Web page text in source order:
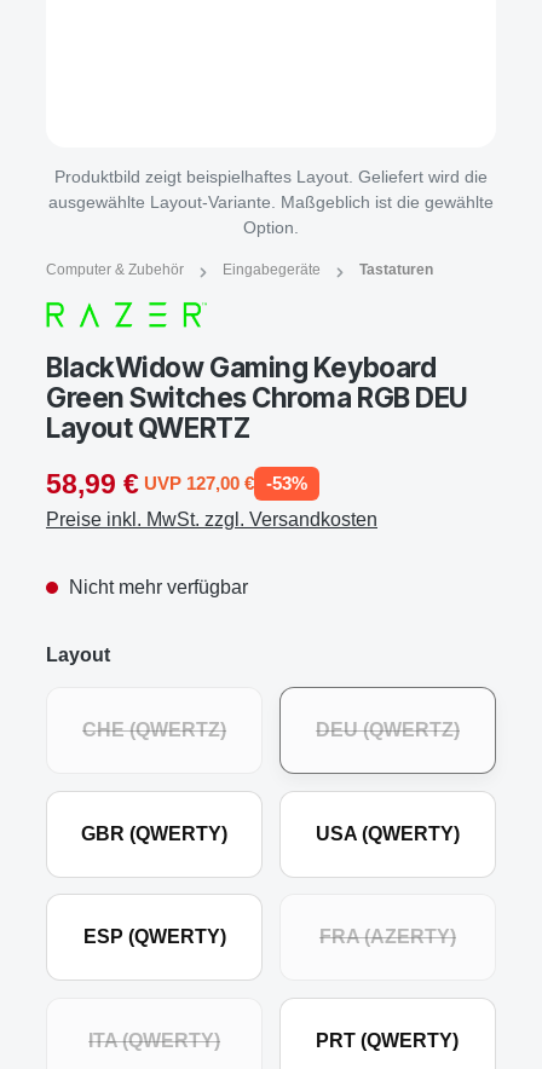
Produktbild zeigt beispielhaftes Layout. Geliefert wird die
ausgewählte Layout-Variante. Maßgeblich ist die gewählte
Option.
Computer & Zubehör Eingabegeräte Tastaturen
BlackWidow Gaming Keyboard
Green Switches Chroma RGB DEU
Layout QWERTZ
58,99 € UVP 127,00 € -53%
Preise inkl. MwSt. zzgl. Versandkosten
Nicht mehr verfügbar
Layout
CHE (QWERTZ) DEU (QWERTZ)
GBR (QWERTY) USA (QWERTY)
ESP (QWERTY) FRA (AZERTY)
ITA (QWERTY) PRT (QWERTY)